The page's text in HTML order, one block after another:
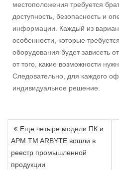
местоположения требуется
доступность, безопасность и
информации. Каждый из
особенности, которые
оборудования будет зависеть
от того, какие возможности
Следовательно, для каждого
индивидуальное решение.
Навигация
по
Еще четыре модели ПК и
АРМ TM ARBYTE вошли в
реестр промышленной
продукции